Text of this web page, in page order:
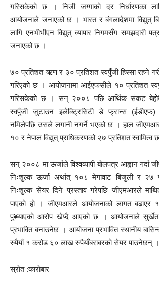
गरिसकेको छ । निजी जग्गाको दर निर्धारणका
आयोजनाले जनाएको छ । भारत र बंगलादेशमा विद्युत्
लागि एनभीभीएन विद्युत् व्यापार निगमसँग समझदारी
जनाएको छ ।
७० प्रतिशत ऋण र ३० प्रतिशत स्वपुँजी हिस्सा रहने
गरिएको छ । आयोजनामा आईएफसीले १० प्रतिशत
गरिसकेको छ । सन् २००८ पछि आर्थिक संकट
स्वपुँजी जुटाउन इलेक्ट्रिसिटी डे फ्रान्स (ईडीएफ)
नमिलेपछि उसले लगानी नगर्ने भएको छ । हाल
१० र नेपाल विद्युत् प्राधिकरणको २७ प्रतिशत स्वामित्व
सन् २००८ मा ऊर्जाले विश्वव्यापी बोलपत्र आह्वान
निःशुल्क ऊर्जा अर्थात् १०८ मेगावाट बिजुली र २७
निःशुल्क सेयर दिने प्रस्ताव गरेपछि जीएमआरले
पाएको हो । जीएमआरले आयोजनाको लागत बढाएर
पु¥याएको आरोप खेप्दै आएको छ । आयोजनाले
प्रभावित बनाउनेछ । आयोजना प्रभावित स्थानीय
रुपैयाँ १ करोड ६० लाख रुपैयाँबराबरको सेयर पाउनेछन् ।
स्रोत :कारोबार